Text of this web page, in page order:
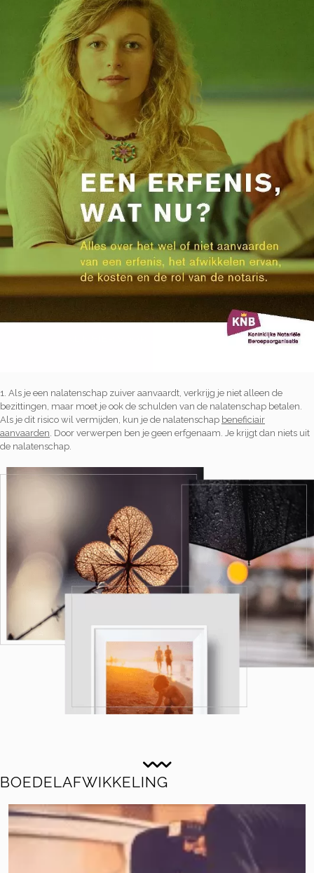
KLIK HIER VOOR DE BROCHURE KNB
1. Als je een nalatenschap zuiver aanvaardt, verkrijg je niet alleen de
bezittingen, maar moet je ook de schulden van de nalatenschap betalen.
Als je dit risico wil vermijden, kun je de nalatenschap beneficiair
aanvaarden . Door verwerpen ben je geen erfgenaam. Je krijgt dan niets uit
de nalatenschap.
BOEDELAFWIKKELING